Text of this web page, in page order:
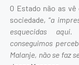
O Estado não as
sociedade, “a
esquecidas aqui.
conseguimos
Malanje, não se faz